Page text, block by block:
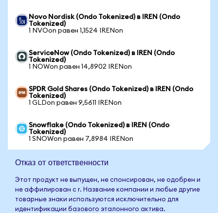
Novo Nordisk (Ondo Tokenized) в IREN (Ondo
Tokenized)
1 NVOon равен 1,1524 IRENon
ServiceNow (Ondo Tokenized) в IREN (Ondo
Tokenized)
1 NOWon равен 14,8902 IRENon
SPDR Gold Shares (Ondo Tokenized) в IREN (Ondo
Tokenized)
1 GLDon равен 9,5611 IRENon
Snowflake (Ondo Tokenized) в IREN (Ondo
Tokenized)
1 SNOWon равен 7,8984 IRENon
Отказ от ответственности
Этот продукт не выпущен, не спонсирован, не одобрен и
не аффилирован с r. Название компании и любые другие
товарные знаки используются исключительно для
идентификации базового эталонного актива.